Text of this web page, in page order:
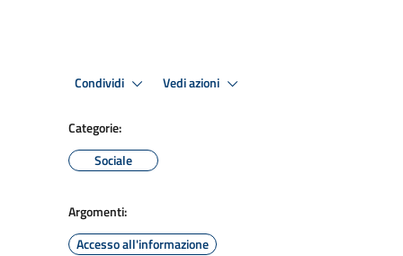
Condividi Vedi azioni
Categorie:
Sociale
Argomenti:
Accesso all'informazione